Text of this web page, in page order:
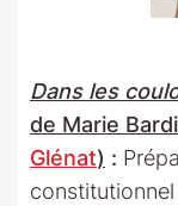
Dans les
de Marie
Glénat) :